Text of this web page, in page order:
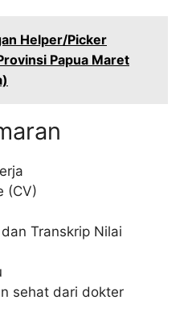
Helper/Picker
Papua Maret
(CV)
Transkrip Nilai
sehat dari dokter